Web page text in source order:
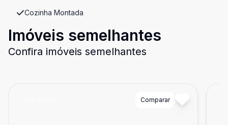
Cozinha Montada
Imóveis semelhantes
Confira imóveis semelhantes
Comparar